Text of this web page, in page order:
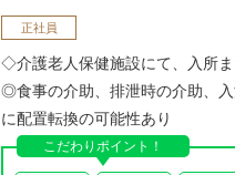
正社員
◇介護老人保健施設にて、入所
◎食事の介助、排泄時の介助、
に配置転換の可能性あり
こだわりポイント！